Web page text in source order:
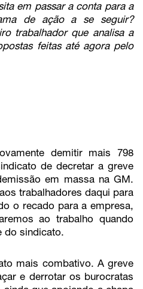
em passar a conta para a
de ação a se seguir?
trabalhador que analisa a
feitas até agora pelo
demitir mais 798
de decretar a greve
em massa na GM.
trabalhadores daqui para
o recado para a empresa,
ao trabalho quando
do sindicato.
mais combativo. A greve
e derrotar os burocratas